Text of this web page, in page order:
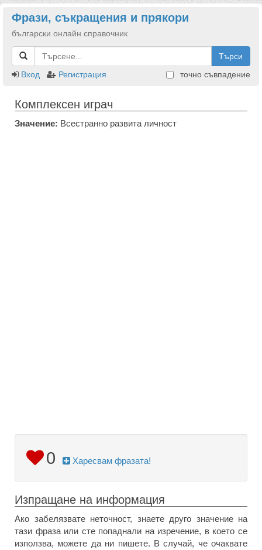
Фрази, съкращения и прякори
български онлайн справочник
Търси
Вход
Регистрация точно съвпадение
Комплексен играч
Значение: Всестранно развита личност
0 Харесвам фразата!
Изпращане на информация
Ако забелязвате неточност, знаете друго значение на
тази фраза или сте попаднали на изречение, в което се
използва, можете да ни пишете. В случай, че очаквате